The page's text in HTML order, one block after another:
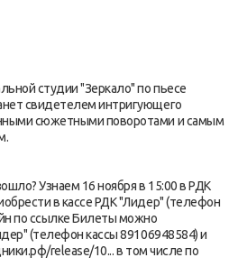
студии "Зеркало" по пьесе
свидетелем интригующего
сюжетными поворотами и самым
Узнаем 16 ноября в 15:00 в РДК
в кассе РДК "Лидер" (телефон
по ссылке Билеты можно
(телефон кассы 89106948584) и
release/10... в том числе по